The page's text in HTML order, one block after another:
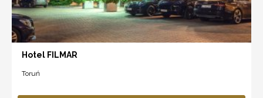
Hotel FILMAR
Toruń